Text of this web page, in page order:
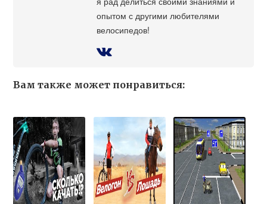
опытом с другими любителями
велосипедов!
Вам также может понравиться: